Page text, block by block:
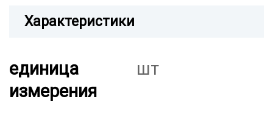
Характеристики
единица
измерения
шт